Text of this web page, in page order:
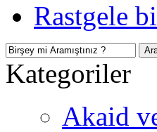
Rastgele
Kategoriler
Akaid